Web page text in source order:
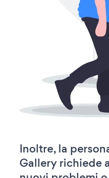
Inoltre, la
Gallery richiede